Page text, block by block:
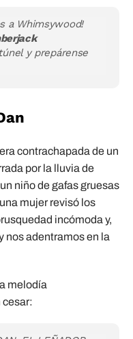
a Whimsywood!
y prepárense
contrachapada de un
por la lluvia de
niño de gafas gruesas
mujer revisó los
incómoda y,
nos adentramos en la
melodía
cesar: